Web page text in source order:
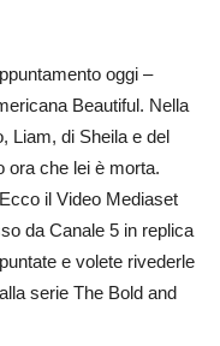
oggi –
Beautiful. Nella
Liam, di Sheila e del
ora che lei è morta.
il Video Mediaset
da Canale 5 in replica
e volete rivederle
serie The Bold and